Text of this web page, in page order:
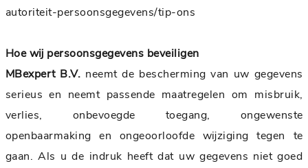
autoriteit-persoonsgegevens/tip-ons
Hoe wij persoonsgegevens beveiligen
MBexpert B.V. neemt de bescherming van uw gegevens
serieus en neemt passende maatregelen om misbruik,
verlies, onbevoegde toegang, ongewenste
openbaarmaking en ongeoorloofde wijziging tegen te
gaan. Als u de indruk heeft dat uw gegevens niet goed